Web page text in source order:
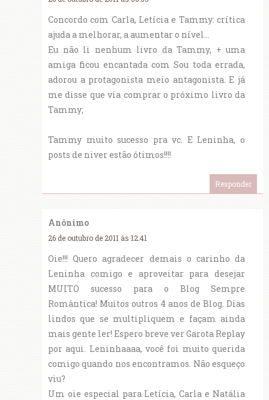
Concordo com Carla, Letícia e Tammy: crítica
ajuda a melhorar, a aumentar o nível...
Eu não li nenhum livro da Tammy, + uma
amiga ficou encantada com Sou toda errada,
adorou a protagonista meio antagonista. E já
me disse que via comprar o próximo livro da
Tammy;
Tammy muito sucesso pra vc. E Leninha, o
posts de niver estão ótimos!!!!
Responder
Anônimo
26 de outubro de 2011 às 12:41
Oie!!! Quero agradecer demais o carinho da
Leninha comigo e aproveitar para desejar
MUITO sucesso para o Blog Sempre
Romântica! Muitos outros 4 anos de Blog. Dias
lindos que se multipliquem e façam ainda
mais gente ler! Espero breve ver Garota Replay
por aqui. Leninhaaaa, você foi muito querida
comigo quando nos encontramos. Não esqueço
viu?
Um oie especial para Letícia, Carla e Natália